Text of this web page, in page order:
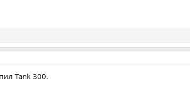
Tank 300.